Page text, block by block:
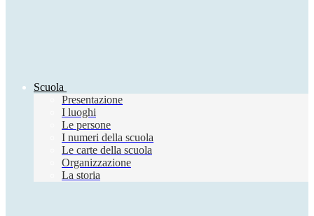
Scuola
Presentazione
I luoghi
Le persone
I numeri della scuola
Le carte della scuola
Organizzazione
La storia